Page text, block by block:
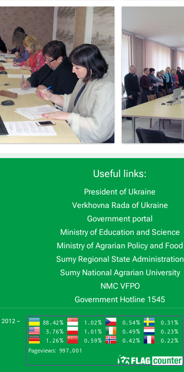
Useful links:
President of Ukraine
Verkhovna Rada of Ukraine
Government portal
Ministry of Education and Science
Ministry of Agrarian Policy and Food
Sumy Regional State Administration
Sumy National Agrarian University
NMC VFPO
Government Hotline 1545
2012 –